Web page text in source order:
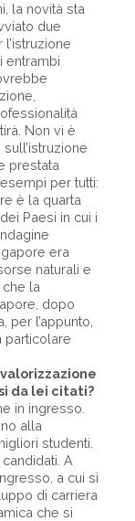
la novità sta
due
entrambi
Non vi è
prestata
per tutti:
è la quarta
Paesi in cui i
era
naturali e
la
dopo
per l’appunto,
particolare
da lei citati?
in ­ingresso.
alla
studenti.
A
a cui si
di carriera
che si